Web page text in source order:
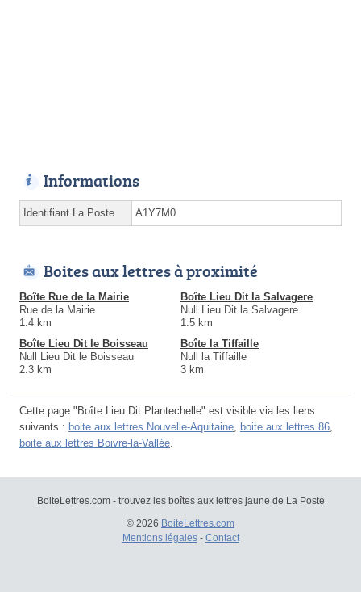
Informations
Identifiant La Poste A1Y7M0
Boites aux lettres à proximité
Boîte Rue de la Mairie
Rue de la Mairie
1.4 km
Boîte Lieu Dit la Salvagere
Null Lieu Dit la Salvagere
1.5 km
Boîte Lieu Dit le Boisseau
Null Lieu Dit le Boisseau
2.3 km
Boîte la Tiffaille
Null la Tiffaille
3 km
Cette page "Boîte Lieu Dit Plantechelle" est visible via les liens
suivants : boite aux lettres Nouvelle-Aquitaine boite aux lettres 86
boite aux lettres Boivre-la-Vallée
BoiteLettres.com - trouvez les boîtes aux lettres jaune de La Poste
© 2026 BoiteLettres.com
Mentions légales- Contact